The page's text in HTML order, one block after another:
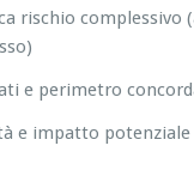
rischio complessivo
e perimetro
e impatto potenziale